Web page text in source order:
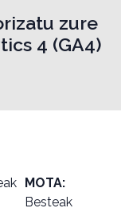
zure
4 (GA4)
MOTA:
Besteak